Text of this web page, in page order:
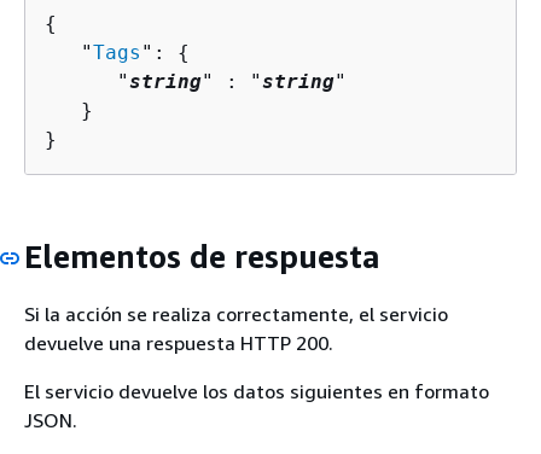
{
   "
Tags ": {
      "
string" : "string"
   }
}
Elementos de respuesta
Si la acción se realiza correctamente, el servicio
devuelve una respuesta HTTP 200.
El servicio devuelve los datos siguientes en formato
JSON.